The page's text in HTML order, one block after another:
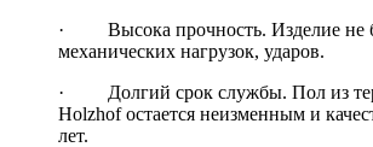
· Высока прочность. Изделие не
механических нагрузок, ударов.
· Долгий срок службы. Пол из
Holzhof остается неизменным и
лет.